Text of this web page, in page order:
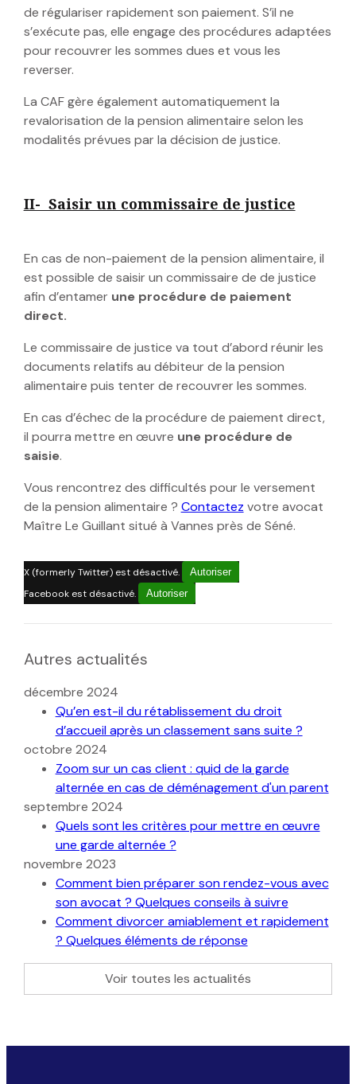
de régulariser rapidement son paiement. S’il ne
s’exécute pas, elle engage des procédures adaptées
pour recouvrer les sommes dues et vous les
reverser.
La CAF gère également automatiquement la
revalorisation de la pension alimentaire selon les
modalités prévues par la décision de justice.
II- Saisir un commissaire de justice
En cas de non-paiement de la pension alimentaire, il
est possible de saisir un commissaire de de justice
afin d’entamer une procédure de paiement
direct.
Le commissaire de justice va tout d’abord réunir les
documents relatifs au débiteur de la pension
alimentaire puis tenter de recouvrer les sommes.
En cas d’échec de la procédure de paiement direct,
il pourra mettre en œuvre une procédure de
saisie.
Vous rencontrez des difficultés pour le versement
de la pension alimentaire ? Contactez votre avocat
Maître Le Guillant situé à Vannes près de Séné.
X (formerly Twitter) est désactivé. Autoriser
Facebook est désactivé. Autoriser
Autres actualités
décembre 2024
Qu’en est-il du rétablissement du droit
d’accueil après un classement sans suite ?
octobre 2024
Zoom sur un cas client : quid de la garde
alternée en cas de déménagement d'un parent
septembre 2024
Quels sont les critères pour mettre en œuvre
une garde alternée ?
novembre 2023
Comment bien préparer son rendez-vous avec
son avocat ? Quelques conseils à suivre
Comment divorcer amiablement et rapidement
? Quelques éléments de réponse
Voir toutes les actualités